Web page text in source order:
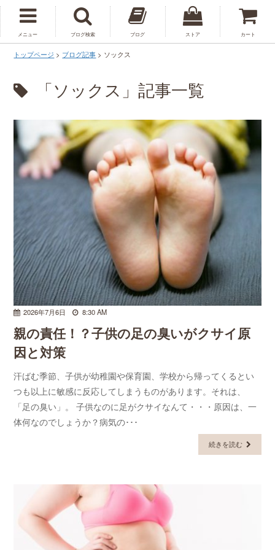
メニュー ブログ検索 ブログ ストア カート
トップページ > ブログ記事 > ソックス
「ソックス」記事一覧
2026年7月6日 8:30 AM
親の責任！？子供の足の臭いがクサイ原
因と対策
汗ばむ季節、子供が幼稚園や保育園、学校から帰ってくるとい
つも以上に敏感に反応してしまうものがあります。それは、
「足の臭い」。 子供なのに足がクサイなんて・・・原因は、一
体何なのでしょうか？病気の･･･
続きを読む